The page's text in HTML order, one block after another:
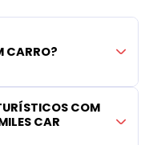
CARRO?
COM
CAR